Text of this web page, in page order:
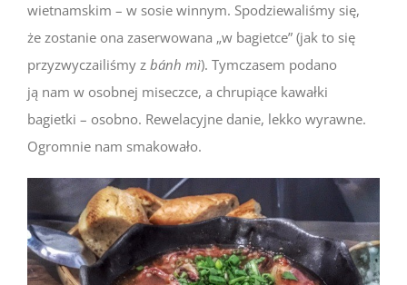
wietnamskim – w sosie winnym. Spodziewaliśmy się,
że zostanie ona zaserwowana „w bagietce” (jak to się
przyzwyczailiśmy z bánh mì). Tymczasem podano
ją nam w osobnej miseczce, a chrupiące kawałki
bagietki – osobno. Rewelacyjne danie, lekko wyrawne.
Ogromnie nam smakowało.